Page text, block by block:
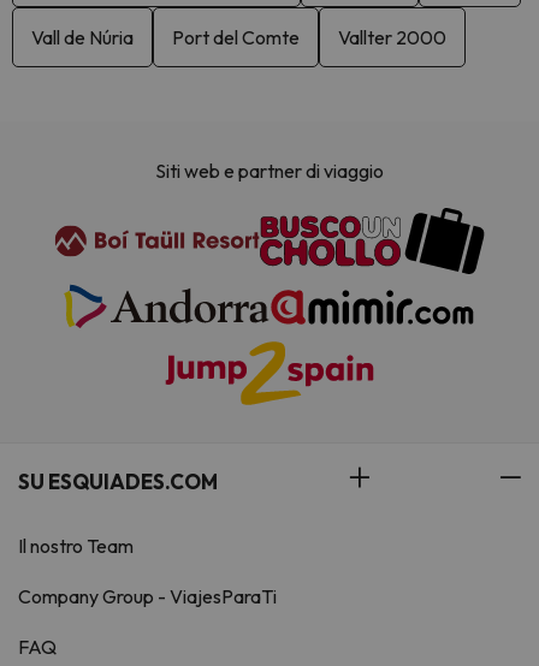
Vall de Núria Port del Comte Vallter 2000
Siti web e partner di viaggio
SU ESQUIADES.COM
Il nostro Team
Company Group - ViajesParaTi
FAQ